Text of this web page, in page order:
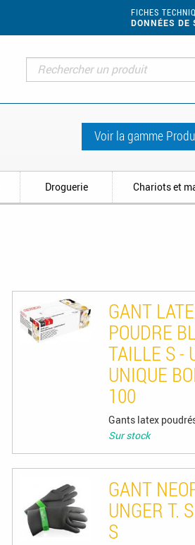
FICHES
DONNÉES DE
Voir la gamme
Droguerie Chariots et
GANT
POUDRE
TAILLE S -
UNIQUE
100
Gants latex
Sur stock
GANT
UNGER T.
S